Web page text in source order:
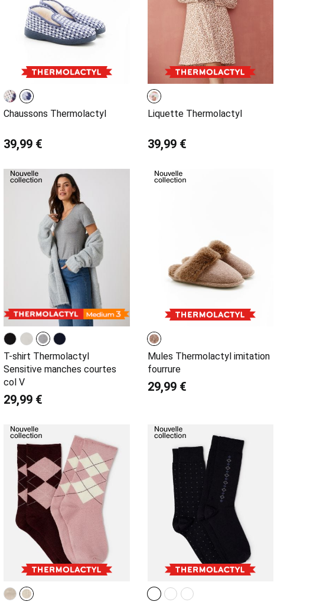
Chaussons Thermolactyl
39,99 €
Liquette Thermolactyl
39,99 €
T-shirt Thermolactyl
Sensitive manches courtes
col V
29,99 €
Mules Thermolactyl imitation
fourrure
29,99 €